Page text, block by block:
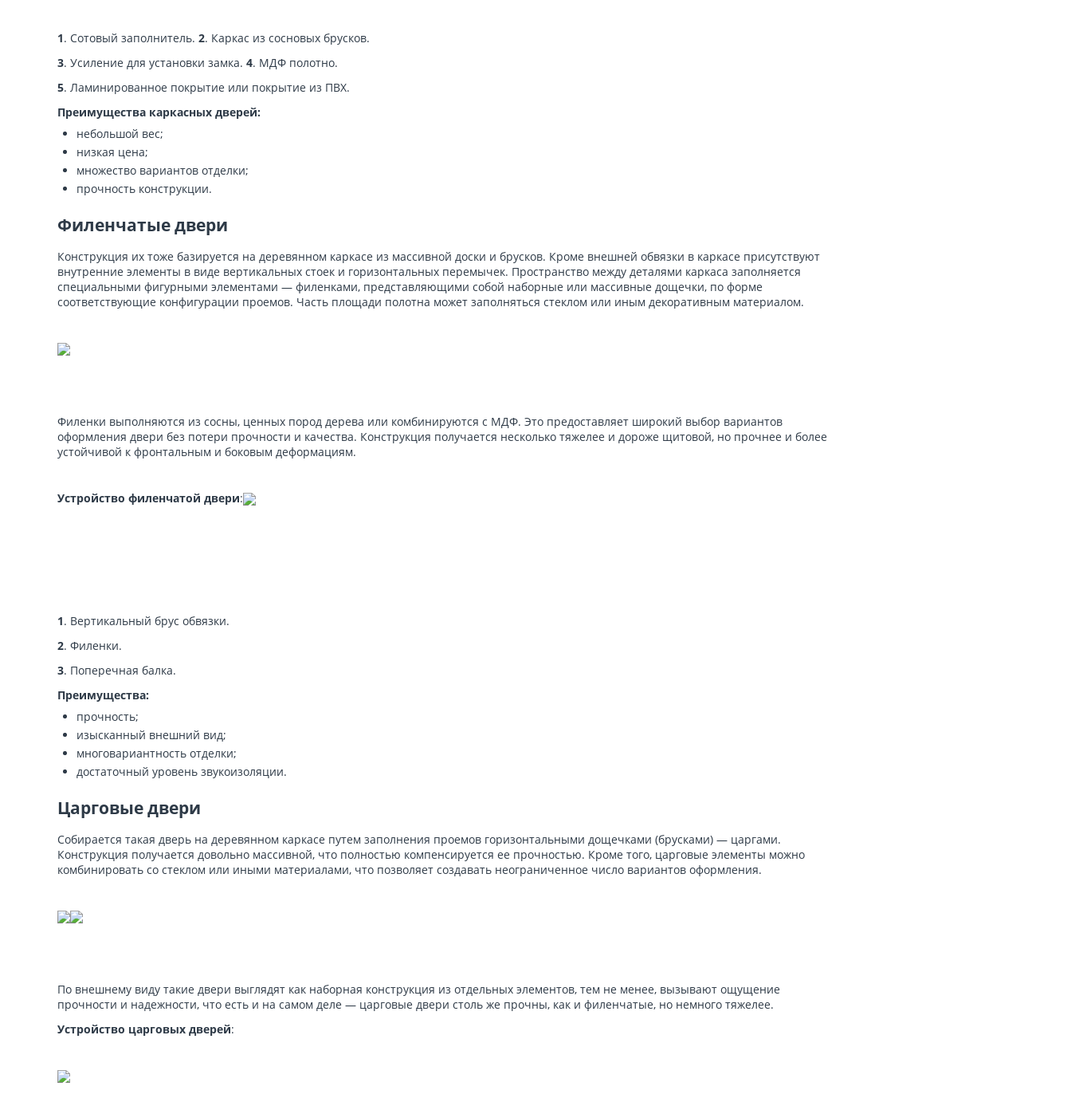
1. Сотовый заполнитель. 2. Каркас из сосновых брусков.
3. Усиление для установки замка. 4. МДФ полотно.
5. Ламинированное покрытие или покрытие из ПВХ.
Преимущества каркасных дверей:
небольшой вес;
низкая цена;
множество вариантов отделки;
прочность конструкции.
Филенчатые двери
Конструкция их тоже базируется на деревянном каркасе из массивной доски и брусков. Кроме внешней обвязки в каркасе присутствуют
внутренние элементы в виде вертикальных стоек и горизонтальных перемычек. Пространство между деталями каркаса заполняется
специальными фигурными элементами — филенками, представляющими собой наборные или массивные дощечки, по форме
соответствующие конфигурации проемов. Часть площади полотна может заполняться стеклом или иным декоративным материалом.
Филенки выполняются из сосны, ценных пород дерева или комбинируются с МДФ. Это предоставляет широкий выбор вариантов
оформления двери без потери прочности и качества. Конструкция получается несколько тяжелее и дороже щитовой, но прочнее и более
устойчивой к фронтальным и боковым деформациям.
Устройство филенчатой двери:
1. Вертикальный брус обвязки.
2. Филенки.
3. Поперечная балка.
Преимущества:
прочность;
изысканный внешний вид;
многовариантность отделки;
достаточный уровень звукоизоляции.
Царговые двери
Собирается такая дверь на деревянном каркасе путем заполнения проемов горизонтальными дощечками (брусками) — царгами.
Конструкция получается довольно массивной, что полностью компенсируется ее прочностью. Кроме того, царговые элементы можно
комбинировать со стеклом или иными материалами, что позволяет создавать неограниченное число вариантов оформления.
По внешнему виду такие двери выглядят как наборная конструкция из отдельных элементов, тем не менее, вызывают ощущение
прочности и надежности, что есть и на самом деле — царговые двери столь же прочны, как и филенчатые, но немного тяжелее.
Устройство царговых дверей: